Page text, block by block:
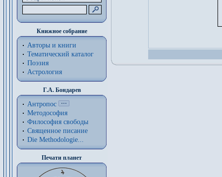
Книжное собрание
Авторы и книги
Тематический каталог
Поэзия
Астрология
Г.А. Бондарев
Антропос
Методософия
Философия cвободы
Священное писание
Die Methodologie...
Печати планет